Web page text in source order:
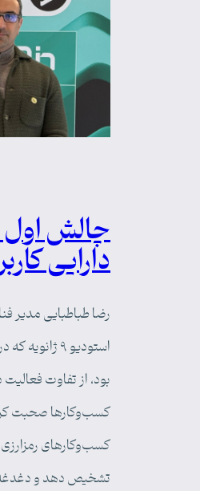
چالش
دارایی
رضا طباطبایی مدیر
استودیو ۹
بود، از تفاوت
کسب‌وکارها صحبت
کسب‌وکارهای
تشخیص دهد و دغدغه